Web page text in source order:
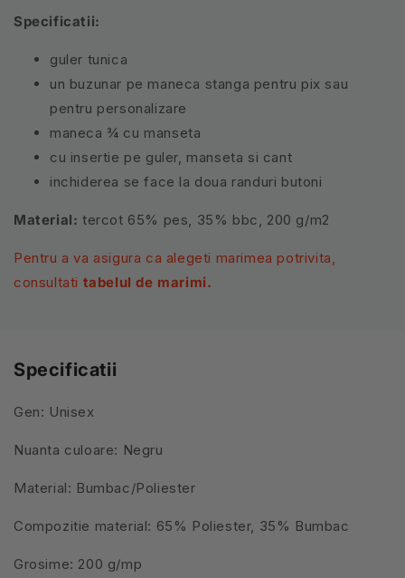
Specificatii:
guler tunica
un buzunar pe maneca stanga pentru pix sau
pentru personalizare
maneca ¾ cu manseta
cu insertie pe guler, manseta si cant
inchiderea se face la doua randuri butoni
Material: tercot 65% pes, 35% bbc, 200 g/m2
Pentru a va asigura ca alegeti marimea potrivita,
consultati tabelul de marimi.
Specificatii
Gen: Unisex
Nuanta culoare: Negru
Material: Bumbac/Poliester
Compozitie material: 65% Poliester, 35% Bumbac
Grosime: 200 g/mp